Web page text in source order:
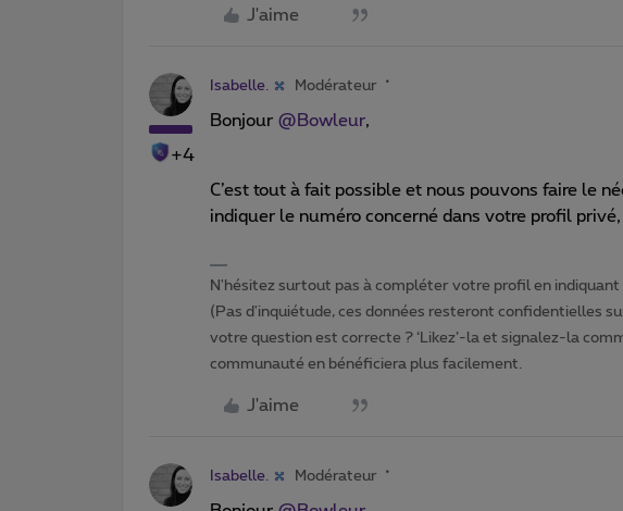
J'aime
+4
Isabelle. Modérateur
Bonjour @Bowleur,
C’est tout à fait possible et nous pouvons faire le
indiquer le numéro concerné dans votre profil privé,
N'hésitez surtout pas à compléter votre profil en indiquant
(Pas d'inquiétude, ces données resteront confidentielles
votre question est correcte ? ‘Likez’-la et signalez-la
communauté en bénéficiera plus facilement.
J'aime
Isabelle. Modérateur